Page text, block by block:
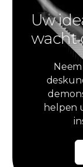
Uw
wacht
helpen